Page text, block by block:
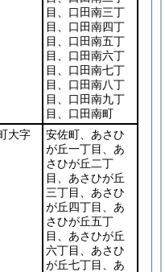
目、口田南三丁
目、口田南四丁
目、口田南五丁
目、口田南六丁
目、口田南七丁
目、口田南八丁
目、口田南九丁
目、口田南町
大字
安佐町、あさひ
が丘一丁目、あ
さひが丘二丁
目、あさひが丘
三丁目、あさひ
が丘四丁目、あ
さひが丘五丁
目、あさひが丘
六丁目、あさひ
が丘七丁目、あ